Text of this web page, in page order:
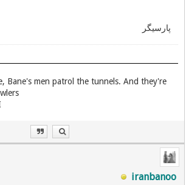
پارسیگر
Bane's men patrol the tunnels. And they're
iranbanoo